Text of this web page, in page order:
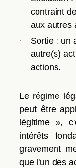
contraint
aux autres
Sortie : un
autre(s)
actions.
Le régime
peut être
légitime »,
intérêts
gravement
que l'un des